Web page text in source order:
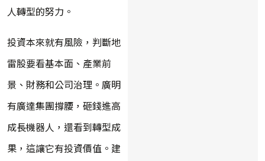
人轉型的努力。
投資本來就有風險，判斷地
雷股要看基本面、產業前
景、財務和公司治理。廣明
有廣達集團撐腰，砸錢進高
成長機器人，還看到轉型成
果，這讓它有投資價值。建